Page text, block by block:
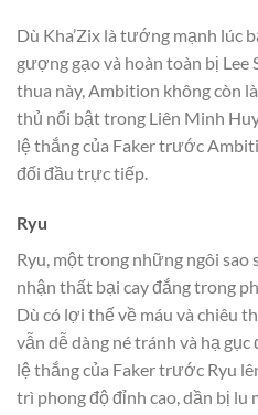
Dù Kha’Zix là tướng mạnh lúc
gượng gạo và hoàn toàn bị Lee
thua này, Ambition không còn
thủ nổi bật trong Liên Minh
lệ thắng của Faker trước
đối đầu trực tiếp.
Ryu
Ryu, một trong những ngôi sao
nhận thất bại cay đắng trong
Dù có lợi thế về máu và chiêu
vẫn dễ dàng né tránh và hạ
lệ thắng của Faker trước Ryu
trì phong độ đỉnh cao, dần bị lu